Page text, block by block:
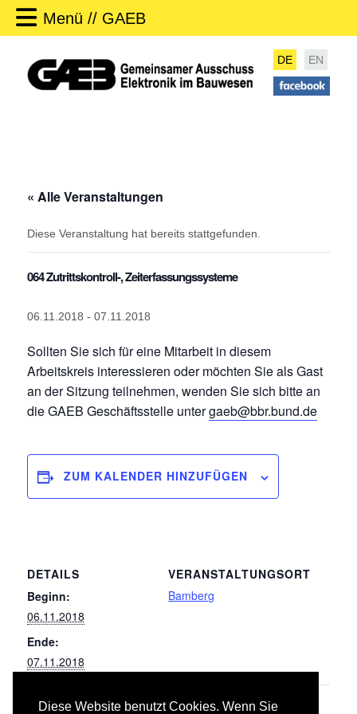
Diese Website benutzt Cookies. Wenn Sie
Menü // GAEB
DE EN
« Alle Veranstaltungen
Diese Veranstaltung hat bereits stattgefunden.
064 Zutrittskontroll-, Zeiterfassungssysteme
06.11.2018 - 07.11.2018
Sollten Sie sich für eine Mitarbeit in diesem
Arbeitskreis interessieren oder möchten Sie als Gast
an der Sitzung teilnehmen, wenden Sie sich bitte an
die GAEB Geschäftsstelle untergaeb@bbr.bund.de
ZUM KALENDER HINZUFÜGEN
DETAILS
Beginn:
06.11.2018
Ende:
07.11.2018
VERANSTALTUNGSORT
Bamberg
039 041/042 Wärmeversorgungs-, Gas- und